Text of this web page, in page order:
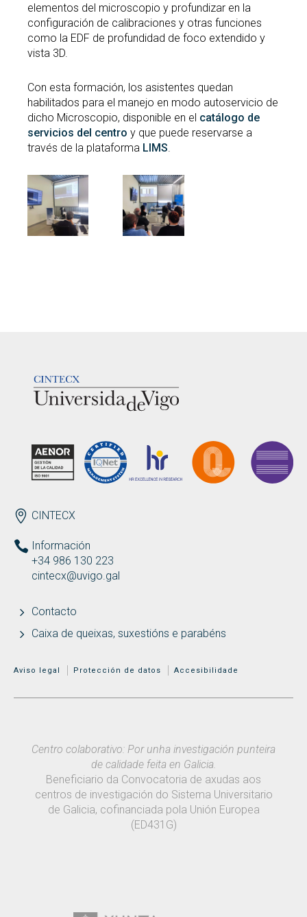
elementos del microscopio y profundizar en la
configuración de calibraciones y otras funciones
como la EDF de profundidad de foco extendido y
vista 3D.
Con esta formación, los asistentes quedan
habilitados para el manejo en modo autoservicio de
dicho Microscopio, disponible en el catálogo de
servicios del centro y que puede reservarse a
través de la plataforma LIMS.
ENDEREZO
CINTECX
Información
+34 986 130 223
cintecx@uvigo.gal
Contacto
Caixa de queixas, suxestións e parabéns
MENÚ ADICIONAL
Aviso legal Protección de datos Accesibilidade
Centro colaborativo: Por unha investigación punteira
de calidade feita en Galicia.
Beneficiario da Convocatoria de axudas aos
centros de investigación do Sistema Universitario
de Galicia, cofinanciada pola Unión Europea
(ED431G)